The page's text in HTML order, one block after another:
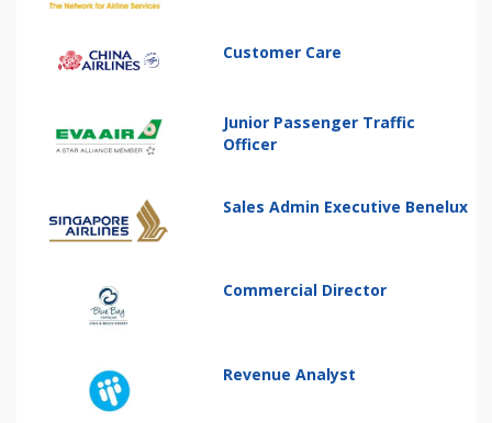
Customer Care
Junior Passenger Traffic
Officer
Sales Admin Executive Benelux
Commercial Director
Revenue Analyst